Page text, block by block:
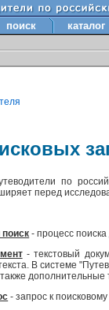
поиск каталог
по
перед
- процесс
- текстовый
В системе
- запрос к